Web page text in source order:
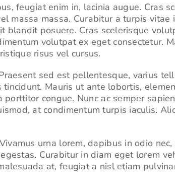
feugiat enim in, lacinia augue. Cras
massa massa. Curabitur a turpis vitae
blandit posuere. Cras scelerisque
volutpat ex eget consectetur.
risus vel cursus.
sed est pellentesque, varius
Mauris ut ante lobortis,
congue. Nunc ac semper
at condimentum turpis iaculis.
urna lorem, dapibus in odio
Curabitur in diam eget lorem
at, feugiat a nisl etiam